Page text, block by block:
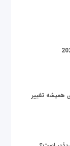
همیشه تغییر